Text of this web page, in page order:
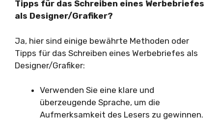
Tipps für das Schreiben eines Werbebriefes
als Designer/Grafiker?
Ja, hier sind einige bewährte Methoden oder
Tipps für das Schreiben eines Werbebriefes als
Designer/Grafiker:
Verwenden Sie eine klare und
überzeugende Sprache, um die
Aufmerksamkeit des Lesers zu gewinnen.